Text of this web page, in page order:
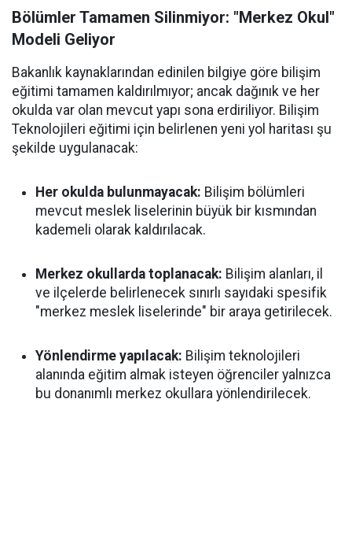
Bölümler Tamamen Silinmiyor: "Merkez Okul"
Modeli Geliyor
Bakanlık kaynaklarından edinilen bilgiye göre bilişim
eğitimi tamamen kaldırılmıyor; ancak dağınık ve her
okulda var olan mevcut yapı sona erdiriliyor. Bilişim
Teknolojileri eğitimi için belirlenen yeni yol haritası şu
şekilde uygulanacak:
Her okulda bulunmayacak: Bilişim bölümleri
mevcut meslek liselerinin büyük bir kısmından
kademeli olarak kaldırılacak.
Merkez okullarda toplanacak: Bilişim alanları, il
ve ilçelerde belirlenecek sınırlı sayıdaki spesifik
"merkez meslek liselerinde" bir araya getirilecek.
Yönlendirme yapılacak: Bilişim teknolojileri
alanında eğitim almak isteyen öğrenciler yalnızca
bu donanımlı merkez okullara yönlendirilecek.